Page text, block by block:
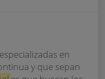
en
y que sepan